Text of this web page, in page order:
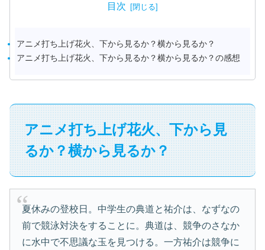
目次
アニメ打ち上げ花火、下から見るか？横から見るか？
アニメ打ち上げ花火、下から見るか？横から見るか？の感想
アニメ打ち上げ花火、下から見
るか？横から見るか？
夏休みの登校日。中学生の典道と祐介は、なずなの
前で競泳対決をすることに。典道は、競争のさなか
に水中で不思議な玉を見つける。一方祐介は競争に